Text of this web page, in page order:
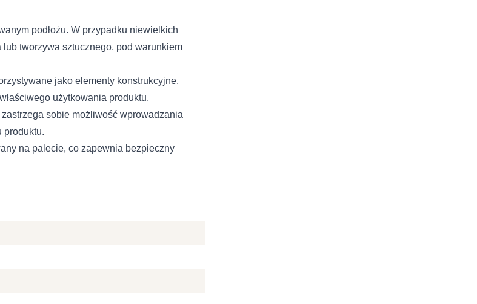
podłożu. W przypadku niewielkich
tworzywa sztucznego, pod warunkiem
jako elementy konstrukcyjne.
użytkowania produktu.
sobie możliwość wprowadzania
produktu.
na palecie, co zapewnia bezpieczny
procesie klasyfikowania, wraz z dostawcami poszczególnych ciasteczek.
Zapisz moje preferencje